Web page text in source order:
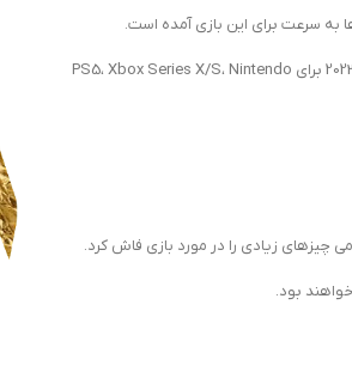
بازی Mortal Kombat 1 که توسط NetherRealm Studios توسعه یافته و توسط Warner Bros. Games منتشر شده است، در 19 سپتامبر 2023 برای PS5، Xbox Series X/S، Nintendo